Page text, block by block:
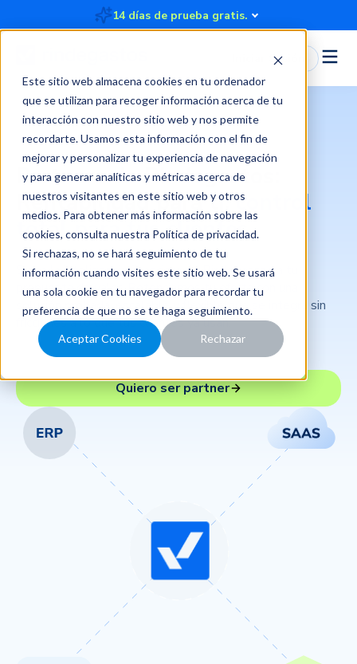
Este sitio web almacena cookies en tu ordenador
que se utilizan para recoger información acerca de tu
interacción con nuestro sitio web y nos permite
recordarte. Usamos esta información con el fin de
mejorar y personalizar tu experiencia de navegación
y para generar analíticas y métricas acerca de
nuestros visitantes en este sitio web y otros
medios. Para obtener más información sobre las
cookies, consulta nuestra Política de privacidad.
Si rechazas, no se hará seguimiento de tu
información cuando visites este sitio web. Se usará
una sola cookie en tu navegador para recordar tu
preferencia de que no se te haga seguimiento.
Aceptar Cookies Rechazar
14 días de prueba gratis.
Iniciar Sesión
Partners de Rindegastos:
Rentabilidad para ti,control
total para tus clientes
Suma la inteligencia financiera de Rindegastos a tu
propuesta de valor. Potenciamos tu oferta con una
solución probada, escalable y flexible que se integra sin
fricciones a lo que tus clientes ya usan.
Quiero ser partner